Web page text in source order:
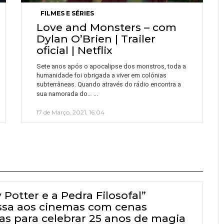
FILMES E SÉRIES
Love and Monsters – com
Dylan O’Brien | Trailer
oficial | Netflix
Sete anos após o apocalipse dos monstros, toda a
humanidade foi obrigada a viver em colónias
subterrâneas. Quando através do rádio encontra a
sua namorada do…
17 de Março, 2021, 16:04
Potter e a Pedra Filosofal”
aos cinemas com cenas
para celebrar 25 anos de magia